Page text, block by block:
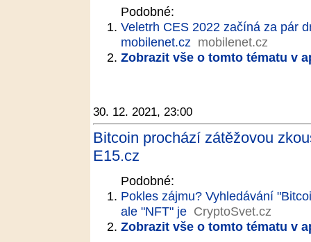
Podobné:
Veletrh CES 2022 začíná za pár
mobilenet.cz mobilenet.cz
Zobrazit vše o tomto tématu v
30. 12. 2021, 23:00
Bitcoin prochází zátěžovou
E15.cz
Podobné:
Pokles zájmu? Vyhledávání
ale "NFT" je CryptoSvet.cz
Zobrazit vše o tomto tématu v